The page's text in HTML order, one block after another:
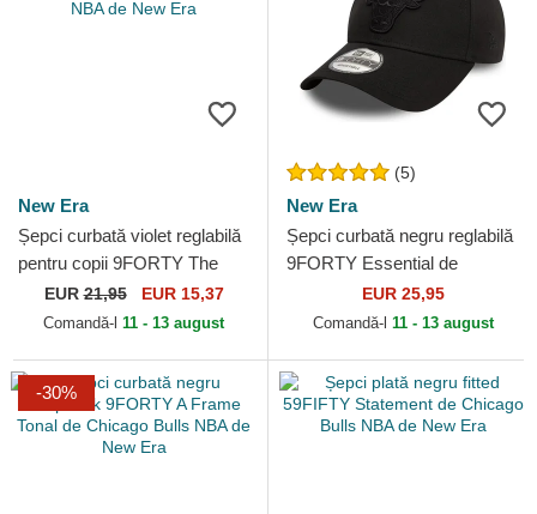
New Era
Șepci curbată violet reglabilă
pentru copii 9FORTY The
League de Los Angeles
Lakers NBA de New Era
EUR21,95 EUR 15,37
Comandă-l 11 - 13 august
(5)
New Era
Șepci curbată negru reglabilă
9FORTY Essential de
Chicago Bulls NBA de New
Era
EUR 25,95
Comandă-l 11 - 13 august
-30%